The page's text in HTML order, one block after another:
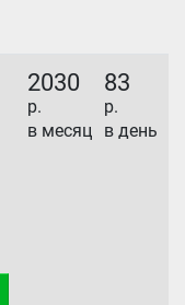
2030
р.
в месяц
83
р.
в день